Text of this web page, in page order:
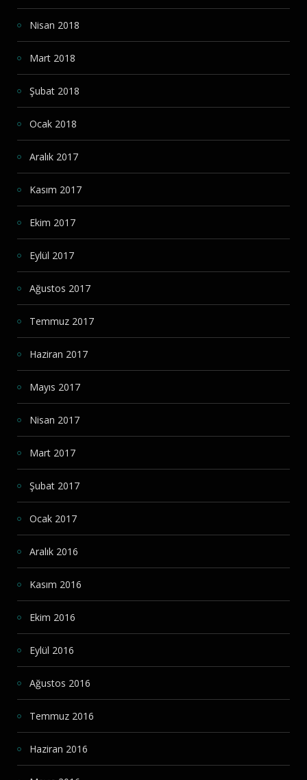
Nisan 2018
Mart 2018
Şubat 2018
Ocak 2018
Aralık 2017
Kasım 2017
Ekim 2017
Eylül 2017
Ağustos 2017
Temmuz 2017
Haziran 2017
Mayıs 2017
Nisan 2017
Mart 2017
Şubat 2017
Ocak 2017
Aralık 2016
Kasım 2016
Ekim 2016
Eylül 2016
Ağustos 2016
Temmuz 2016
Haziran 2016